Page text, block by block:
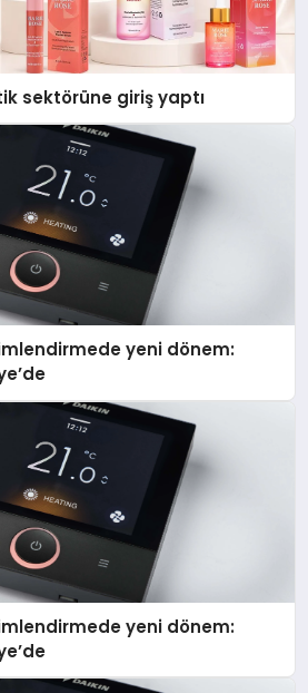
sektörüne giriş yaptı
yeni dönem:
yeni dönem: